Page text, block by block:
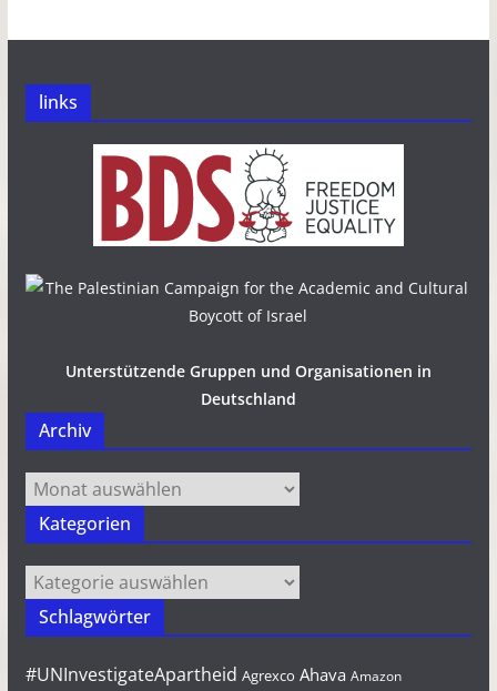
links
Unterstützende Gruppen und Organisationen in
Deutschland
Archiv
Archiv
Kategorien
Kategorien
Schlagwörter
#UNInvestigateApartheid Agrexco Ahava Amazon